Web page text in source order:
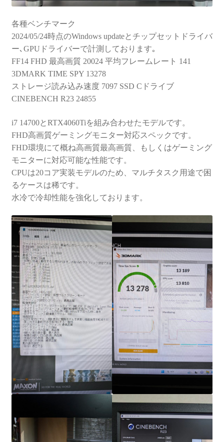
各種ベンチマーク
2024/05/24時点のWindows updateとチップセットドライバ
ー､GPUドライバーで計測しております｡
FF14 FHD 最高画質 20024 平均フレームレート 141
3DMARK TIME SPY 13278
ストレージ読み込み速度 7097 SSD Cドライブ
CINEBENCH R23 24855
i7 14700とRTX4060Tiを組み合わせたモデルです。
FHD高画質ゲーミングモニター対応スペックです。
FHD環境にて概ね高画質最高画質、もしくはゲーミング
モニターに対応可能な性能です。
CPUは20コア実装モデルのため、マルチタスク用途で困
るケースは稀です。
水冷で冷却性能を強化しております。